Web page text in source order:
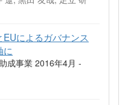
によるガバナンス
成事業 2016年4月 -